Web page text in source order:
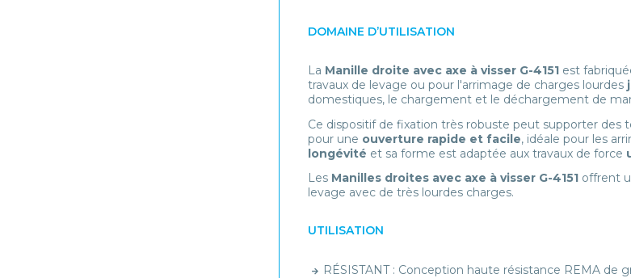
DOMAINE D’UTILISATION
La Manille droite avec axe à visser G-4151est
travaux de levage ou pour l'arrimage de charges lourdes
domestiques, le chargement et le déchargement de
Ce dispositif de fixation très robuste peut supporter des
pour une ouverture rapide et facile, idéale pour les
longévité et sa forme est adaptée aux travaux de force
LesManilles droites avec axe à visser G-4151 offrent
levage avec de très lourdes charges.
UTILISATION
RÉSISTANT : Conception haute résistance REMA de